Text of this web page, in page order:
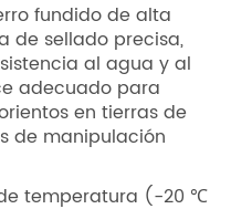
fundido de alta
de sellado precisa,
al agua y al
adecuado para
en tierras de
de manipulación
temperatura (-20 ℃